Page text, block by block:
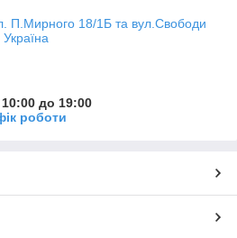
П.Мирного 18/1Б та вул.Свободи
до 19:00
роботи